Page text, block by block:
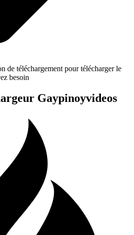
de téléchargement pour télécharger le
besoin
Gaypinoyvideos